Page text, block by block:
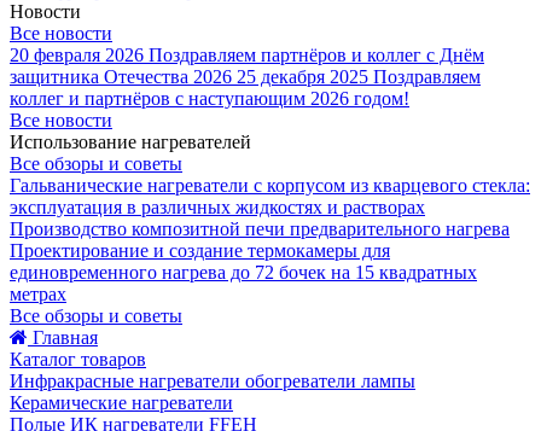
Новости
Все новости
20 февраля 2026 Поздравляем партнёров и коллег с Днём
защитника Отечества 2026 25 декабря 2025 Поздравляем
коллег и партнёров с наступающим 2026 годом!
Все новости
Использование нагревателей
Все обзоры и советы
Гальванические нагреватели с корпусом из кварцевого стекла:
эксплуатация в различных жидкостях и растворах
Производство композитной печи предварительного нагрева
Проектирование и создание термокамеры для
единовременного нагрева до 72 бочек на 15 квадратных
метрах
Все обзоры и советы
Главная
Каталог товаров
Инфракрасные нагреватели обогреватели лампы
Керамические нагреватели
Полые ИК нагреватели FFEH